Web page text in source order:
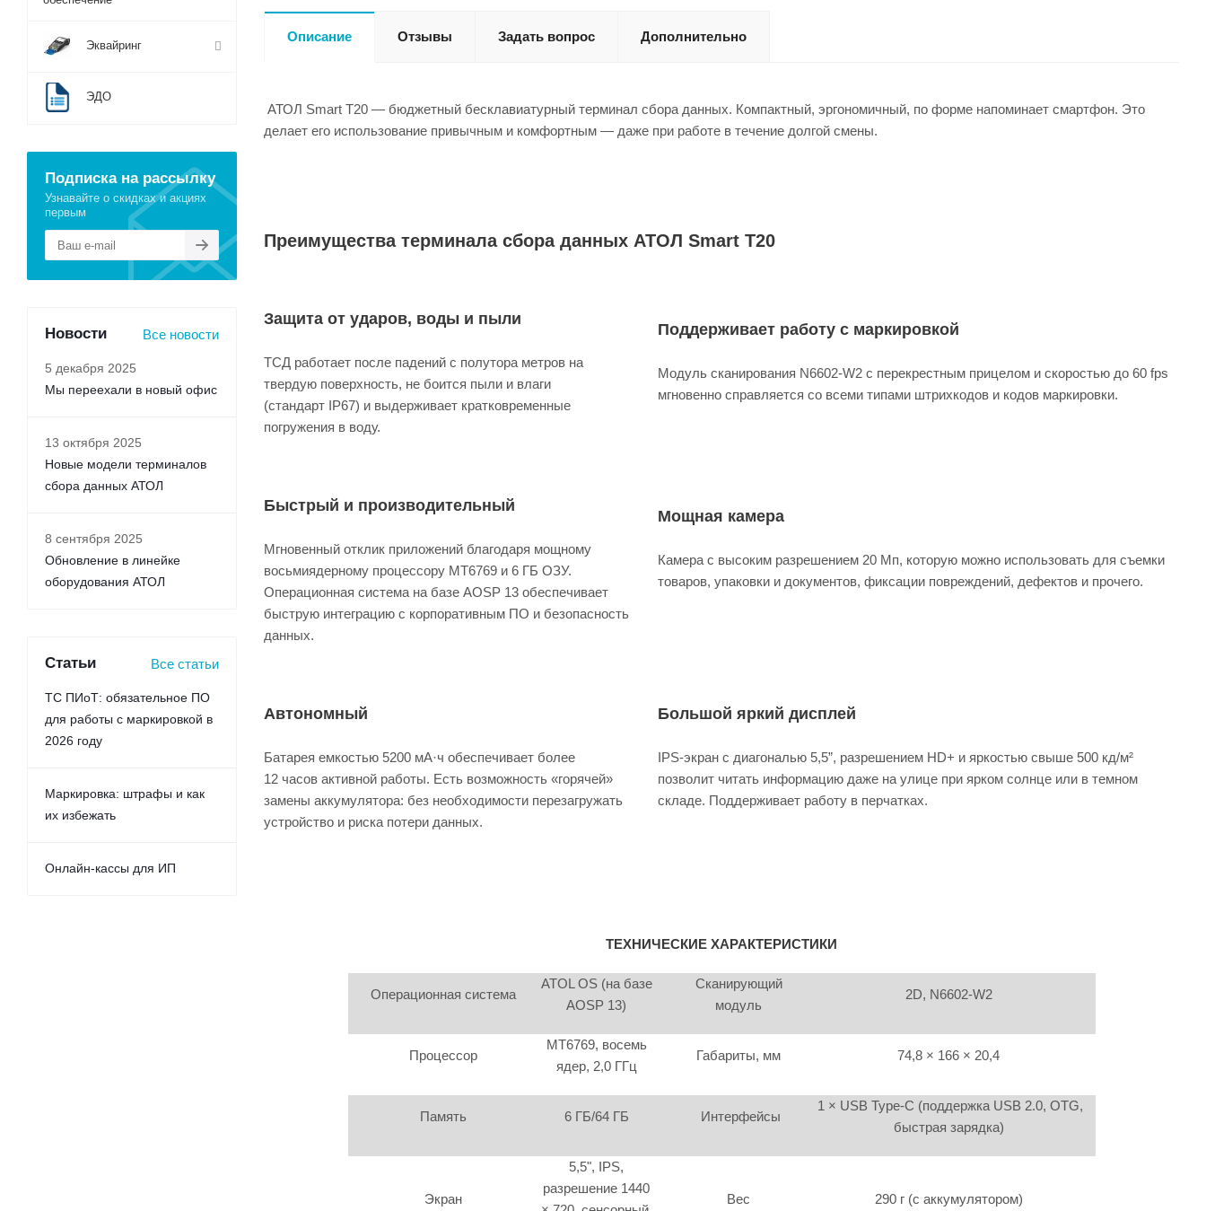
Описание Отзывы Задать вопрос Дополнительно
АТОЛ Smart T20 — бюджетный бесклавиатурный терминал сбора данных. Компактный, эргономичный, по форме напоминает смартфон. Это
делает его использование привычным и комфортным — даже при работе в течение долгой смены.
Преимущества терминала сбора данных АТОЛ Smart T20
Защита от ударов, воды и пыли
ТСД работает после падений с полутора метров на
твердую поверхность, не боится пыли и влаги
(стандарт IP67) и выдерживает кратковременные
погружения в воду.
Поддерживает работу с маркировкой
Модуль сканирования N6602-W2 с перекрестным прицелом и скоростью до 60 fps
мгновенно справляется со всеми типами штрихкодов и кодов маркировки.
Быстрый и производительный
Мгновенный отклик приложений благодаря мощному
восьмиядерному процессору MT6769 и 6 ГБ ОЗУ.
Операционная система на базе AOSP 13 обеспечивает
быструю интеграцию с корпоративным ПО и безопасность
данных.
Мощная камера
Камера с высоким разрешением 20 Мп, которую можно использовать для съемки
товаров, упаковки и документов, фиксации повреждений, дефектов и прочего.
Автономный
Батарея емкостью 5200 мА·ч обеспечивает более
12 часов активной работы. Есть возможность «горячей»
замены аккумулятора: без необходимости перезагружать
устройство и риска потери данных.
Большой яркий дисплей
IPS-экран с диагональю 5,5”, разрешением HD+ и яркостью свыше 500 кд/м²
позволит читать информацию даже на улице при ярком солнце или в темном
складе. Поддерживает работу в перчатках.
ТЕХНИЧЕСКИЕ ХАРАКТЕРИСТИКИ
Операционная система
ATOL OS (на базе
AOSP 13)
Сканирующий
модуль
2D, N6602-W2
Процессор
MT6769, восемь
ядер, 2,0 ГГц
Габариты, мм 74,8 × 166 × 20,4
Память 6 ГБ/64 ГБ Интерфейсы
1 × USB Type-C (поддержка USB 2.0, OTG,
быстрая зарядка)
Экран
5,5", IPS,
разрешение 1440
Вес 290 г (с аккумулятором)
Эквайринг
ЭДО
Подписка на рассылку
Узнавайте о скидках и акциях
первым
Новости Все новости
5 декабря 2025
Мы переехали в новый офис
13 октября 2025
Новые модели терминалов
сбора данных АТОЛ
8 сентября 2025
Обновление в линейке
оборудования АТОЛ
Статьи Все статьи
ТС ПИоТ: обязательное ПО
для работы с маркировкой в
2026 году
Маркировка: штрафы и как
их избежать
Онлайн-кассы для ИП